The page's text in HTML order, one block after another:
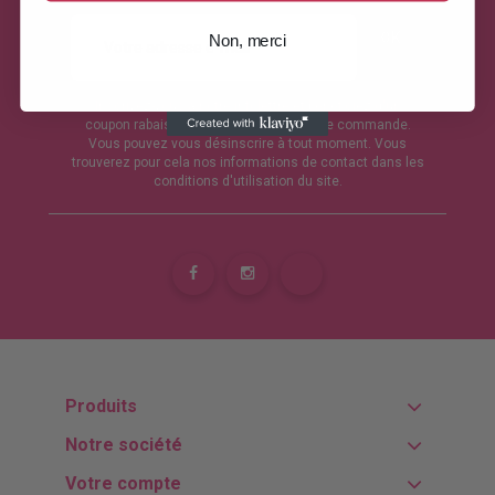
coupon rabais de 15% sur votre première commande.
Vous pouvez vous désinscrire à tout moment. Vous
trouverez pour cela nos informations de contact dans les
conditions d'utilisation du site.
Produits
Notre société
Votre compte
Non, merci